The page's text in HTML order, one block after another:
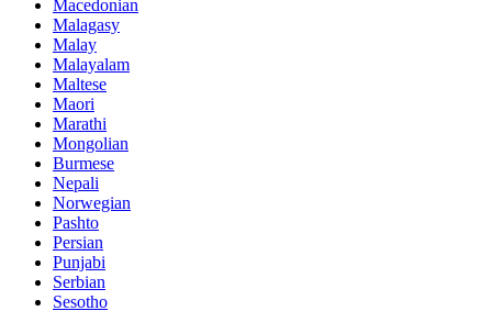
Macedonian
Malagasy
Malay
Malayalam
Maltese
Maori
Marathi
Mongolian
Burmese
Nepali
Norwegian
Pashto
Persian
Punjabi
Serbian
Sesotho